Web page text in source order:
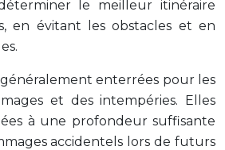
le meilleur itinéraire
en évitant les obstacles et en
enterrées pour les
et des intempéries. Elles
à une profondeur suffisante
accidentels lors de futurs